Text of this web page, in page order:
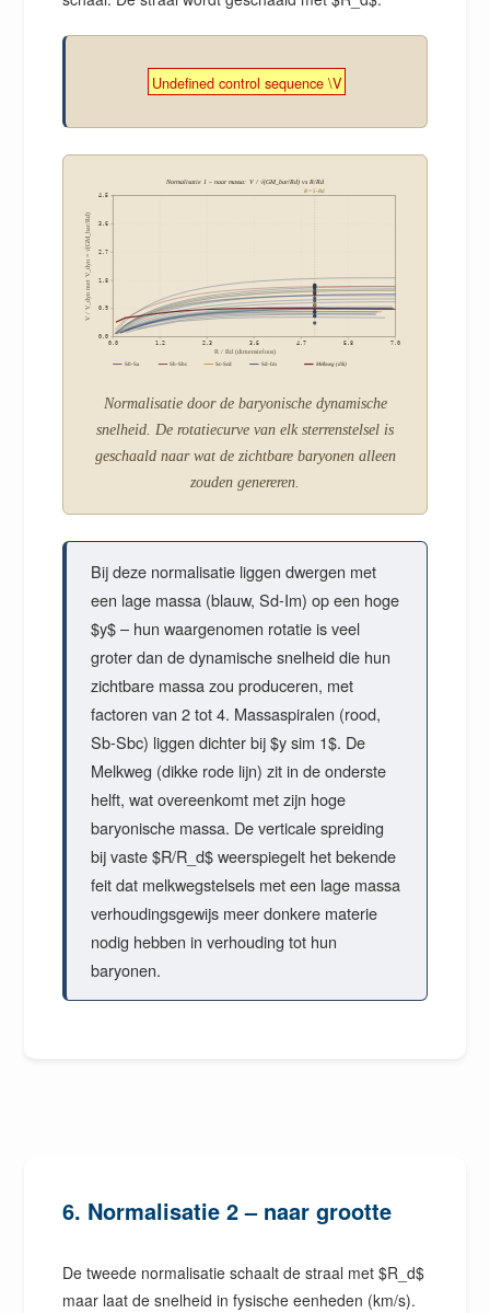
Undefined control sequence \V
Normalisatie 1 – naar massa: V / √(GM_bar/Rd) vs R/Rd
R = 5-Rd
0.0 1.2 2.3 3.5 4.7 5.8 7.0
0.0
0.9
1.8
2.7
3.6
4.5
R / Rd (dimensieloos)
V / V_dyn met V_dyn = √(GM_bar/Rd)
S0-Sa Sb-Sbc Sc-Scd Sd-Im Melkweg (dik)
Normalisatie door de baryonische dynamische
snelheid. De rotatiecurve van elk sterrenstelsel is
geschaald naar wat de zichtbare baryonen alleen
zouden genereren.
Bij deze normalisatie liggen dwergen met
een lage massa (blauw, Sd-Im) op een hoge
$y$ – hun waargenomen rotatie is veel
groter dan de dynamische snelheid die hun
zichtbare massa zou produceren, met
factoren van 2 tot 4. Massaspiralen (rood,
Sb-Sbc) liggen dichter bij $y sim 1$. De
Melkweg (dikke rode lijn) zit in de onderste
helft, wat overeenkomt met zijn hoge
baryonische massa. De verticale spreiding
bij vaste $R/R_d$ weerspiegelt het bekende
feit dat melkwegstelsels met een lage massa
verhoudingsgewijs meer donkere materie
nodig hebben in verhouding tot hun
baryonen.
6. Normalisatie 2 – naar grootte
De tweede normalisatie schaalt de straal met $R_d$
maar laat de snelheid in fysische eenheden (km/s).